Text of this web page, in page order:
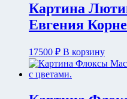
Картина
Евгения
17500 ₽ В корзину